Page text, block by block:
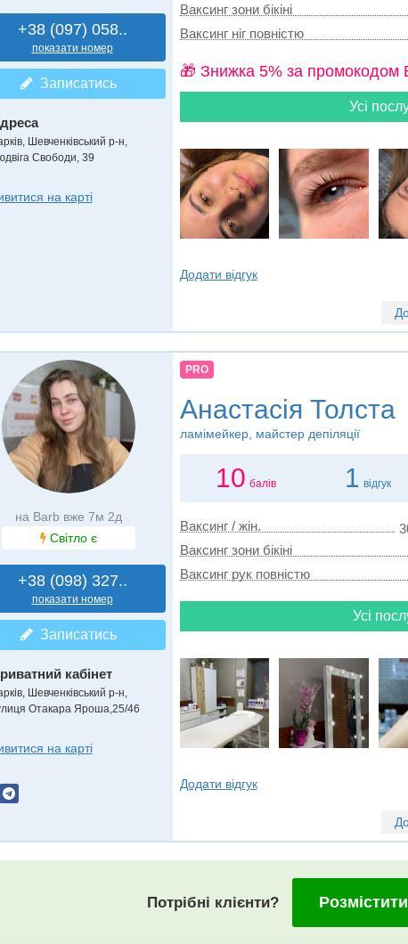
+38 (097) 058..
показати номер
Записатись
Шевченківський р-н
Свободи, 39
на карті
Ваксинг зони бікіні
Ваксинг ніг повністю
🎁 Знижка 5% за промокодом
Усі
Додати відгук
на Barb вже 7м 2д
Світло є
+38 (098) 327..
показати номер
Записатись
кабінет
Шевченківський р-н,
Отакара Яроша,25/46
на карті
PRO
Анастасія Толста
ламімейкер, майстер депіляції
10 балів 1 відгук
Ваксинг / жін.
Ваксинг зони бікіні
Ваксинг рук повністю
Усі
Додати відгук
Потрібні клієнти?